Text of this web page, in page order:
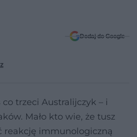
Dodaj do Google
trzeci Australijczyk – i
Mało kto wie, że tusz
reakcję immunologiczną